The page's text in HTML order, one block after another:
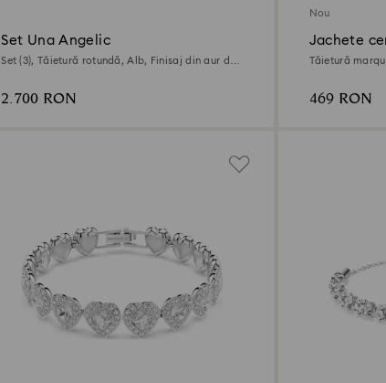
Set Una Angelic
Set (3), Tăietură rotundă, Alb, Finisaj din aur de
2.700 RON
Nou
Jachete
Tăietură
469 RON